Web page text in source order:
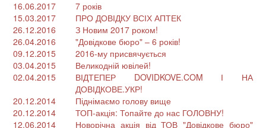
16.06.2017
7 років
15.03.2017
ПРО ДОВІДКУ ВСІХ АПТЕК
26.12.2016
З Новим 2017 роком!
26.04.2016
"Довідкове бюро" – 6 років!
09.12.2015
2016-му присвячується
03.04.2015
Великодній ювілей!
02.04.2015
ВІДТЕПЕР DOVIDKOVE.COM І НА
ДОВІДКОВЕ.УКР!
20.12.2014
Піднімаємо голову вище
20.12.2014
ТОП-акція: Топайте до нас ГОЛОВНУ!
12.06.2014
Новорічна акція від ТОВ "Довідкове бюро"